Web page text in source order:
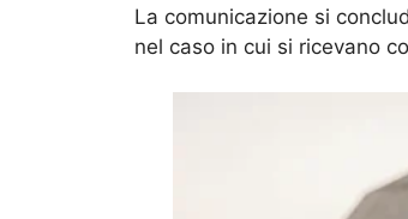
La comunicazione si
nel caso in cui si ricevano